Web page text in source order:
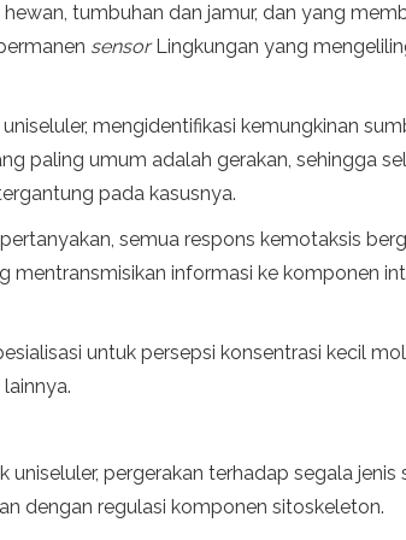
tumbuhan dan jamur, dan yang
sensorLingkungan yang
mengidentifikasi kemungkinan
paling umum adalah gerakan, sehingga
pada kasusnya.
semua respons kemotaksis
mentransmisikan informasi ke komponen
untuk persepsi konsentrasi kecil
pergerakan terhadap segala
dengan regulasi komponen sitoskeleton.